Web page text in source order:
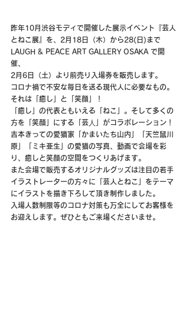
昨年10月渋谷モディで開催した展示イベント『芸人
とねこ展』を、2月18日（木）から28(日)まで
LAUGH & PEACE ART GALLERY OSAKA で開
催、
2月6日（土）より前売り入場券を販売します。
コロナ禍で不安な毎日を送る現代人に必要なもの。
それは「癒し」と「笑顔」！
「癒し」の代表ともいえる「ねこ」。そして多くの
方を「笑顔」にする「芸⼈」がコラボレーション！
吉本きっての愛猫家「かまいたち山内」「天竺鼠川
原」「ミキ亜生」の愛猫の写真、動画で会場を彩
り、癒しと笑顔の空間をつくりあげます。
また会場で販売するオリジナルグッズは注目の若手
イラストレーターの方々に「芸人とねこ」をテーマ
にイラストを描き下ろして頂き制作しました。
入場人数制限等のコロナ対策も万全にしてお客様を
お迎えします。ぜひともご来場くださいませ。